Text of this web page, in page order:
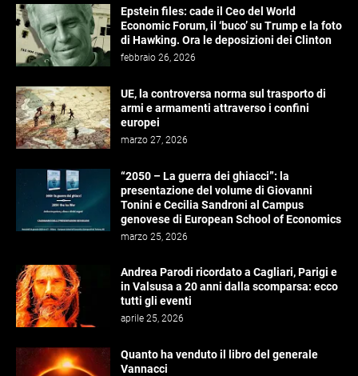
Epstein files: cade il Ceo del World
Economic Forum, il ‘buco’ su Trump e la foto
di Hawking. Ora le deposizioni dei Clinton
febbraio 26, 2026
UE, la controversa norma sul trasporto di
armi e armamenti attraverso i confini
europei
marzo 27, 2026
“2050 – La guerra dei ghiacci”: la
presentazione del volume di Giovanni
Tonini e Cecilia Sandroni al Campus
genovese di European School of Economics
marzo 25, 2026
Andrea Parodi ricordato a Cagliari, Parigi e
in Valsusa a 20 anni dalla scomparsa: ecco
tutti gli eventi
aprile 25, 2026
Quanto ha venduto il libro del generale
Vannacci